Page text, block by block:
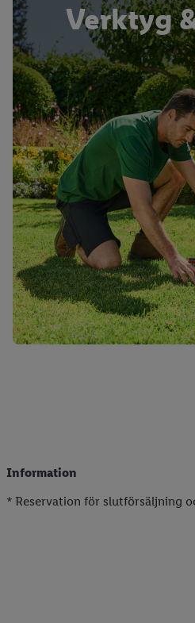
Verktyg
Information
* Reservation för slutförsäljning